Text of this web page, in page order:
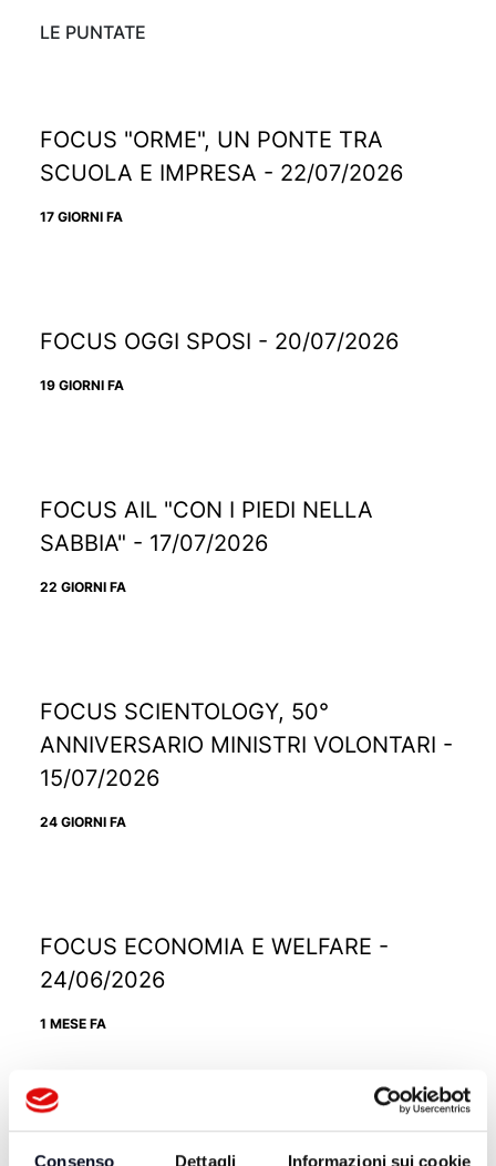
Consenso Dettagli Informazioni sui cookie
LE PUNTATE
FOCUS "ORME", UN PONTE TRA
SCUOLA E IMPRESA - 22/07/2026
17 GIORNI FA
FOCUS OGGI SPOSI - 20/07/2026
19 GIORNI FA
FOCUS AIL "CON I PIEDI NELLA
SABBIA" - 17/07/2026
22 GIORNI FA
FOCUS SCIENTOLOGY, 50°
ANNIVERSARIO MINISTRI VOLONTARI -
15/07/2026
24 GIORNI FA
FOCUS ECONOMIA E WELFARE -
24/06/2026
1 MESE FA
FOCUS FRANCESCO SERANTINI LA